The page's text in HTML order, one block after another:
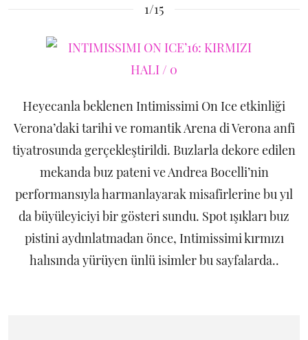
1/15
Heyecanla beklenen Intimissimi On Ice etkinliği
Verona’daki tarihi ve romantik Arena di Verona anfi
tiyatrosunda gerçekleştirildi. Buzlarla dekore edilen
mekanda buz pateni ve Andrea Bocelli’nin
performansıyla harmanlayarak misafirlerine bu yıl
da büyüleyiciyi bir gösteri sundu. Spot ışıkları buz
pistini aydınlatmadan önce, Intimissimi kırmızı
halısında yürüyen ünlü isimler bu sayfalarda..